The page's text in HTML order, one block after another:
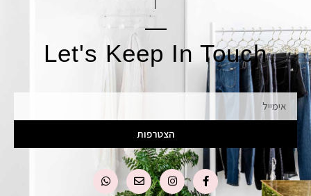
Let's Keep In Touch
אימייל
הצטרפות